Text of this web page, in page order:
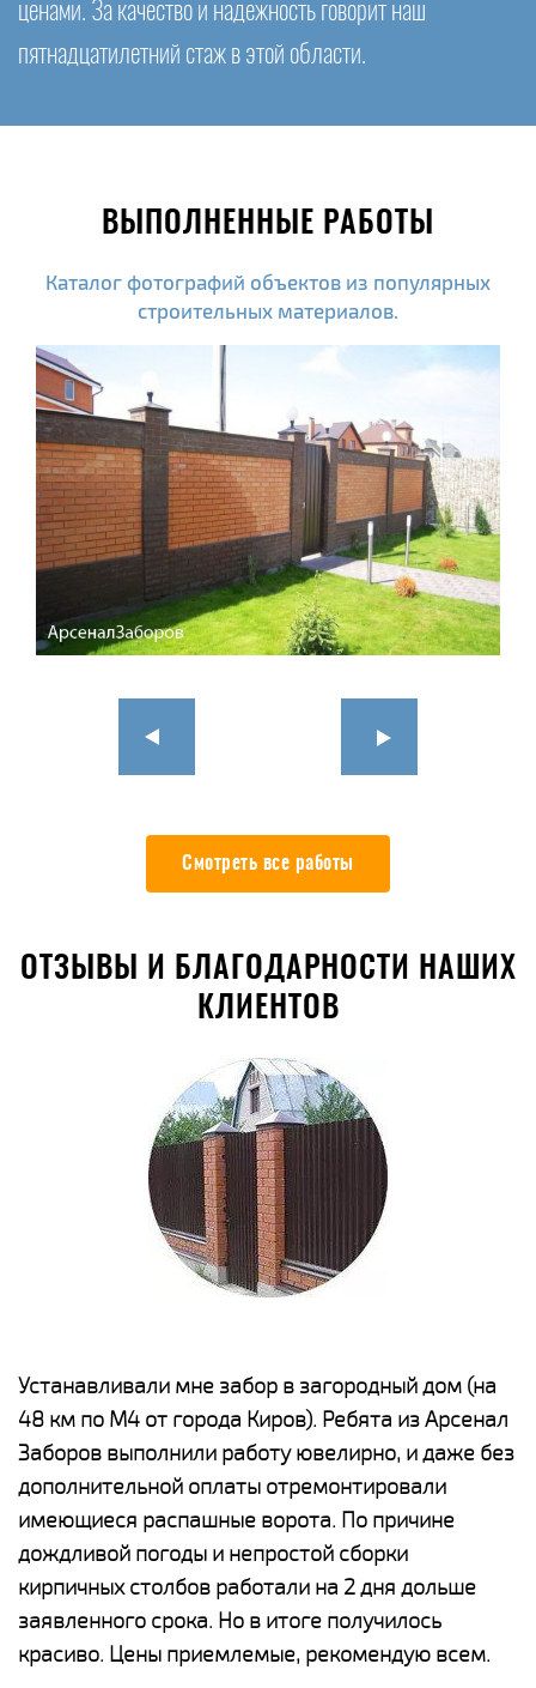
ценами. За качество и надежность говорит наш
пятнадцатилетний стаж в этой области.
ВЫПОЛНЕННЫЕ РАБОТЫ
Каталог фотографий объектов из популярных
строительных материалов.
Смотреть все работы
ОТЗЫВЫ И БЛАГОДАРНОСТИ НАШИХ
КЛИЕНТОВ
Устанавливали мне забор в загородный дом (на
48 км по М4 от города Киров). Ребята из Арсенал
Заборов выполнили работу ювелирно, и даже без
дополнительной оплаты отремонтировали
имеющиеся распашные ворота. По причине
дождливой погоды и непростой сборки
кирпичных столбов работали на 2 дня дольше
заявленного срока. Но в итоге получилось
красиво. Цены приемлемые, рекомендую всем.